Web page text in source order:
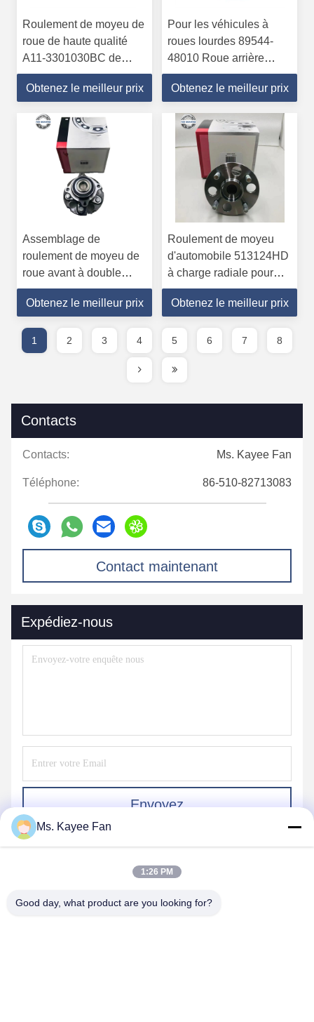
Roulement de moyeu de
roue de haute qualité
A11-3301030BC de
deuxième génération
pour Chery A15
Obtenez le meilleur prix
Pour les véhicules à
roues lourdes 89544-
48010 Roue arrière
droite ABS Capteur de
vitesse des roues
Précision
Obtenez le meilleur prix
Assemblage de
roulement de moyeu de
roue avant à double
rangée 515061 avec
capteur ABS
Obtenez le meilleur prix
Roulement de moyeu
d'automobile 513124HD
à charge radiale pour
Chevy Blazer S10 4WD
Obtenez le meilleur prix
1 2 3 4 5 6 7 8
Contacts
Contacts: Ms. Kayee Fan
Téléphone: 86-510-82713083
Contact maintenant
Expédiez-nous
Envoyez
Ms. Kayee Fan
1:26 PM
Good day, what product are you looking for?